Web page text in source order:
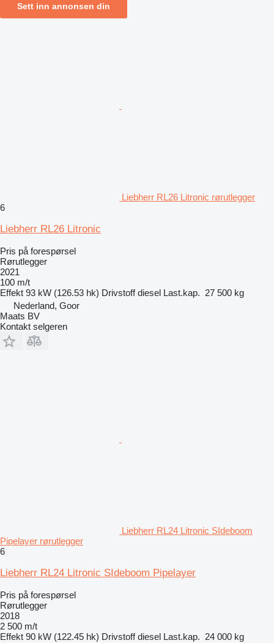
Sett inn annonsen din
Liebherr RL26 Litronic rørutlegger
6
Liebherr RL26 Litronic
Pris på forespørsel
Rørutlegger
2021
100 m/t
Effekt 93 kW (126.53 hk) Drivstoff diesel Last.kap. 27 500 kg
Nederland, Goor
Maats BV
Kontakt selgeren
Liebherr RL24 Litronic SIdeboom
Pipelayer rørutlegger
6
Liebherr RL24 Litronic SIdeboom Pipelayer
Pris på forespørsel
Rørutlegger
2018
2 500 m/t
Effekt 90 kW (122.45 hk) Drivstoff diesel Last.kap. 24 000 kg